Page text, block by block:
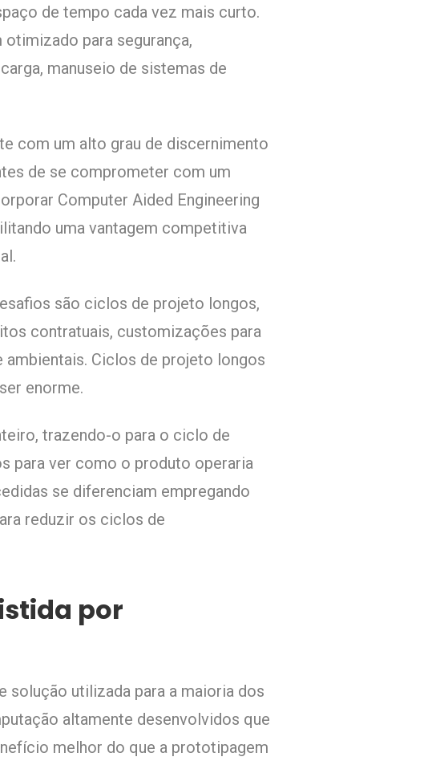
de tempo cada vez mais curto.
para segurança,
manuseio de sistemas de
com um alto grau de discernimento
de se comprometer com um
Computer Aided Engineering
uma vantagem competitiva
são ciclos de projeto longos,
contratuais, customizações para
Ciclos de projeto longos
enorme.
trazendo-o para o ciclo de
para ver como o produto operaria
se diferenciam empregando
reduzir os ciclos de
por
solução utilizada para a maioria dos
altamente desenvolvidos que
melhor do que a prototipagem